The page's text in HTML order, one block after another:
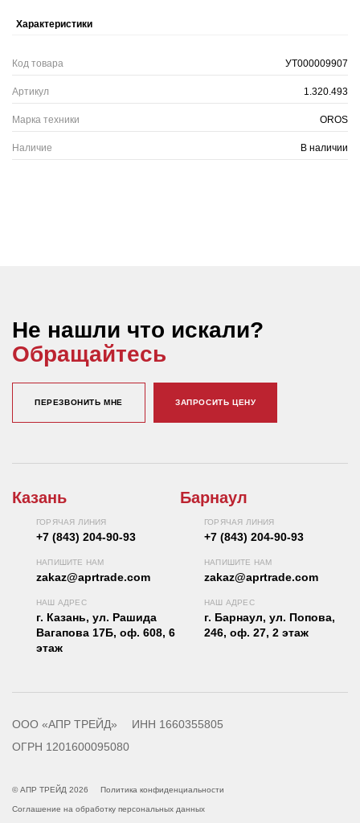
Характеристики
Код товара УТ000009907
Артикул 1.320.493
Марка техники OROS
Наличие В наличии
Не нашли что искали?
Обращайтесь
ПЕРЕЗВОНИТЬ МНЕ ЗАПРОСИТЬ ЦЕНУ
Казань
ГОРЯЧАЯ ЛИНИЯ
+7 (843) 204-90-93
НАПИШИТЕ НАМ
zakaz@aprtrade.com
НАШ АДРЕС
г. Казань, ул. Рашида
Вагапова 17Б, оф. 608, 6
этаж
Барнаул
ГОРЯЧАЯ ЛИНИЯ
+7 (843) 204-90-93
НАПИШИТЕ НАМ
zakaz@aprtrade.com
НАШ АДРЕС
г. Барнаул, ул. Попова,
246, оф. 27, 2 этаж
ООО «АПР ТРЕЙД»
ИНН 1660355805
ОГРН 1201600095080
© АПР ТРЕЙД 2026 Политика конфиденциальности
Соглашение на обработку персональных данных